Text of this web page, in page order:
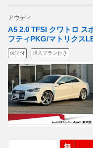
アウディ
A5 2.0 TFSI クワトロ ス
フティPKG/マトリクス
保証付 購入プラン付き